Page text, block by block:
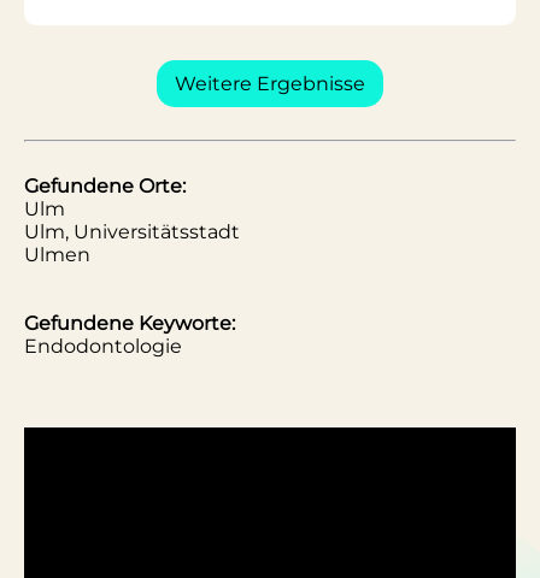
Weitere Ergebnisse
Gefundene Orte:
Ulm
Ulm, Universitätsstadt
Ulmen
Gefundene Keyworte:
Endodontologie